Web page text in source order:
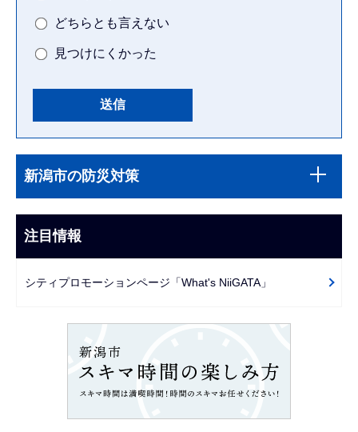
どちらとも言えない
見つけにくかった
文
こ
ま
で
サ
ブ
ビ
ー
新潟市の防災対策
注目情報
シティプロモーションページ「What's NiiGATA」